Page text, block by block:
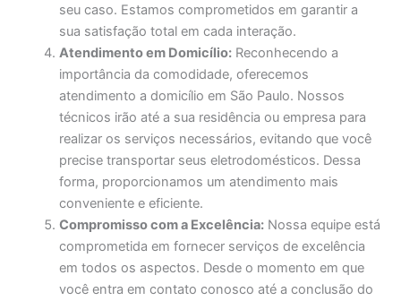
seu caso. Estamos comprometidos em garantir a
sua satisfação total em cada interação.
Atendimento em Domicílio: Reconhecendo a
importância da comodidade, oferecemos
atendimento a domicílio em São Paulo. Nossos
técnicos irão até a sua residência ou empresa para
realizar os serviços necessários, evitando que você
precise transportar seus eletrodomésticos. Dessa
forma, proporcionamos um atendimento mais
conveniente e eficiente.
Compromisso com a Excelência: Nossa equipe está
comprometida em fornecer serviços de excelência
em todos os aspectos. Desde o momento em que
você entra em contato conosco até a conclusão do